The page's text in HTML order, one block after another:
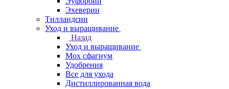
Эхеверии
Тилландсии
Уход и выращивание
Назад
Уход и выращивание
Мох сфагнум
Удобрения
Все для ухода
Дистиллированная вода